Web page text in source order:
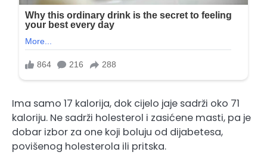
Ima samo 17 kalorija, dok cijelo jaje sadrži oko 71
kaloriju. Ne sadrži holesterol i zasićene masti, pa je
dobar izbor za one koji boluju od dijabetesa,
povišenog holesterola ili pritska.